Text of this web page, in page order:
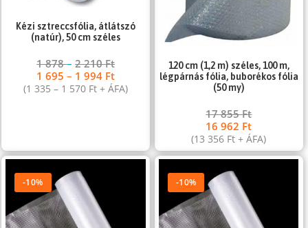
Kézi sztreccsfólia, átlátszó
(natúr), 50 cm széles
1 878–2 210Ft
1 695– 1 994 Ft
(1 335– 1 570 Ft + ÁFA)
120 cm (1,2 m) széles, 100 m,
légpárnás fólia, buborékos fólia
(50 my)
17 855Ft
16 962 Ft
(13 356 Ft + ÁFA)
-10% -10%